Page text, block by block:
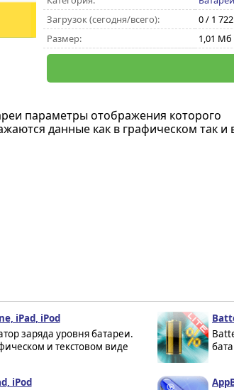
Загрузок (сегодня/всего):
0 / 1
Размер:
1,01 Мб
параметры отображения которого
данные как в графическом так и
iPad, iPod
заряда уровня батареи.
и текстовом виде
iPod